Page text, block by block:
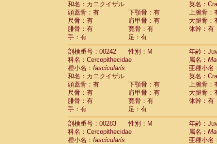
和名：カニクイザル
英名：
頭蓋骨：有
下顎骨：有
上腕骨：
尺骨：有
肩甲骨：有
大腿骨：
腓骨：有
寛骨：有
体幹：有
手：有
足：有
剖検番号：00242
性別：M
年齢：
科名：Cercopithecidae
属名：
種小名： fascicularis
亜種小名
和名：カニクイザル
英名：
頭蓋骨：有
下顎骨：有
上腕骨：
尺骨：有
肩甲骨：有
大腿骨：
腓骨：有
寛骨：有
体幹：有
手：有
足：有
剖検番号：00283
性別：M
年齢：
科名：Cercopithecidae
属名：
種小名： fascicularis
亜種小名